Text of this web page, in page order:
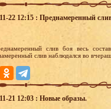
22 12:15 : Преднамеренный
слив боя весь
слив наблюдался во
21 12:03 : Новые образы.